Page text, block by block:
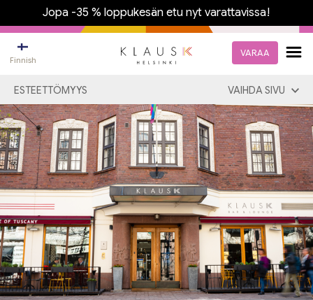
Jopa -35 % loppukesän etu nyt varattavissa!
Finnish
VARAA
ESTEETTÖMYYS VAIHDA SIVU